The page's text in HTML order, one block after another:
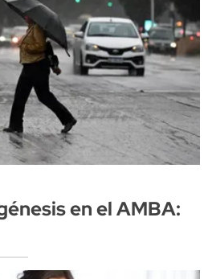
en el AMBA: